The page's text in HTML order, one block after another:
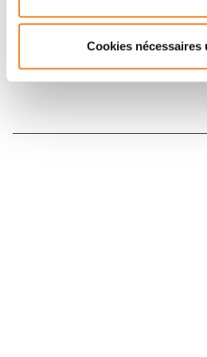
Cookies nécessaires
Inscrivez-vous à